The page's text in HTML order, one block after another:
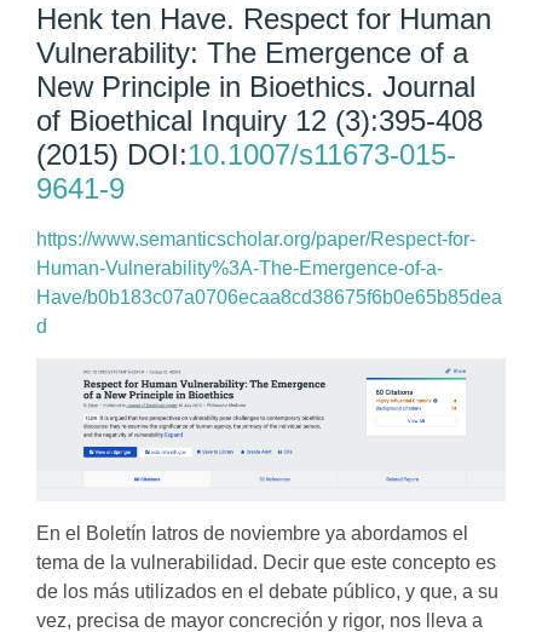
Henk ten Have. Respect for Human
Vulnerability: The Emergence of a
New Principle in Bioethics. Journal
of Bioethical Inquiry 12 (3):395-408
(2015) DOI:10.1007/s11673-015-
9641-9
https://www.semanticscholar.org/paper/Respect-for-
Human-Vulnerability%3A-The-Emergence-of-a-
Have/b0b183c07a0706ecaa8cd38675f6b0e65b85dea
d
En el Boletín Iatros de noviembre ya abordamos el
tema de la vulnerabilidad. Decir que este concepto es
de los más utilizados en el debate público, y que, a su
vez, precisa de mayor concreción y rigor, nos lleva a